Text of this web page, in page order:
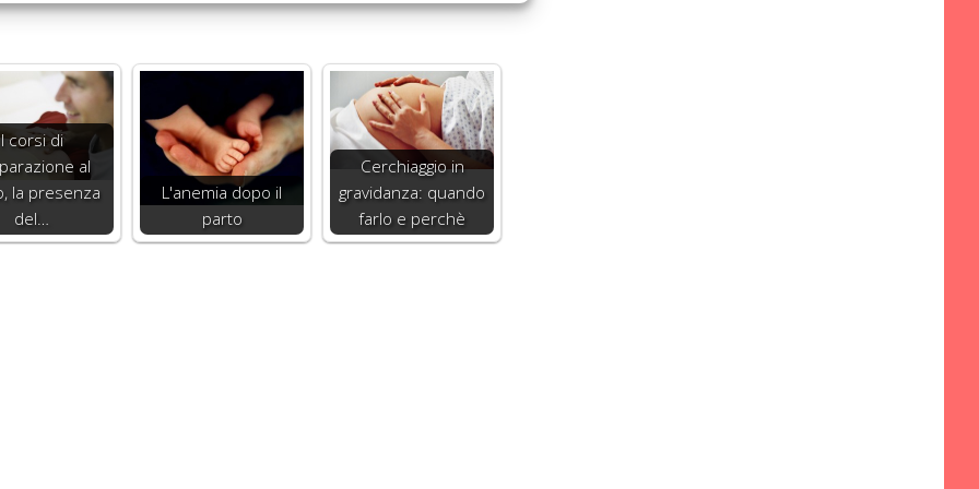
I corsi di
al
la presenza
del…
L'anemia dopo il
parto
Cerchiaggio in
gravidanza: quando
farlo e perchè